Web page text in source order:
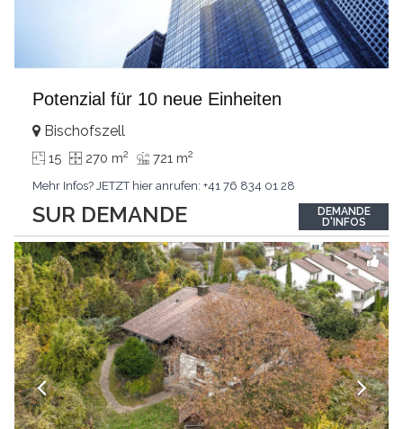
Potenzial für 10 neue Einheiten
SUR DEMANDE
Bischofszell
15 270 m2 721 m2
Mehr Infos? JETZT hier anrufen: +41 76 834 01 28
DEMANDE
D'INFOS